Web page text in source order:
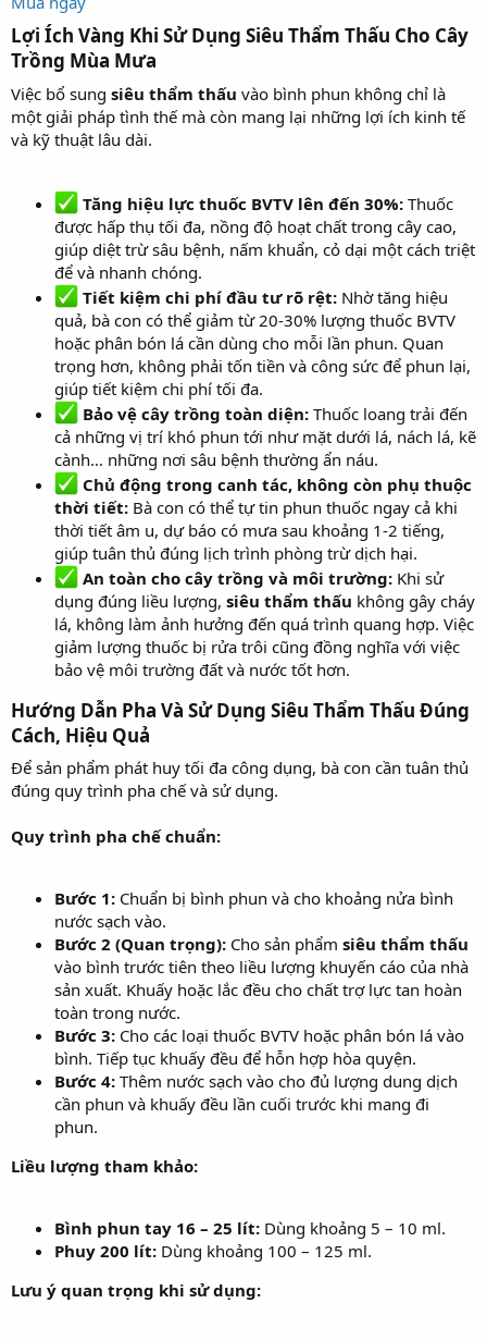
Lợi Ích Vàng Khi Sử Dụng Siêu Thẩm Thấu Cho Cây
Trồng Mùa Mưa
Việc bổ sung siêu thẩm thấu vào bình phun không chỉ là
một giải pháp tình thế mà còn mang lại những lợi ích kinh tế
và kỹ thuật lâu dài.
Tăng hiệu lực thuốc BVTV lên đến 30%: Thuốc
được hấp thụ tối đa, nồng độ hoạt chất trong cây cao,
giúp diệt trừ sâu bệnh, nấm khuẩn, cỏ dại một cách triệt
để và nhanh chóng.
Tiết kiệm chi phí đầu tư rõ rệt: Nhờ tăng hiệu
quả, bà con có thể giảm từ 20-30% lượng thuốc BVTV
hoặc phân bón lá cần dùng cho mỗi lần phun. Quan
trọng hơn, không phải tốn tiền và công sức để phun lại,
giúp tiết kiệm chi phí tối đa.
Bảo vệ cây trồng toàn diện: Thuốc loang trải đến
cả những vị trí khó phun tới như mặt dưới lá, nách lá, kẽ
cành… những nơi sâu bệnh thường ẩn náu.
Chủ động trong canh tác, không còn phụ thuộc
thời tiết: Bà con có thể tự tin phun thuốc ngay cả khi
thời tiết âm u, dự báo có mưa sau khoảng 1-2 tiếng,
giúp tuân thủ đúng lịch trình phòng trừ dịch hại.
An toàn cho cây trồng và môi trường: Khi sử
dụng đúng liều lượng, siêu thẩm thấu không gây cháy
lá, không làm ảnh hưởng đến quá trình quang hợp. Việc
giảm lượng thuốc bị rửa trôi cũng đồng nghĩa với việc
bảo vệ môi trường đất và nước tốt hơn.
Hướng Dẫn Pha Và Sử Dụng Siêu Thẩm Thấu Đúng
Cách, Hiệu Quả
Để sản phẩm phát huy tối đa công dụng, bà con cần tuân thủ
đúng quy trình pha chế và sử dụng.
Quy trình pha chế chuẩn:
Bước 1: Chuẩn bị bình phun và cho khoảng nửa bình
nước sạch vào.
Bước 2 (Quan trọng): Cho sản phẩm siêu thẩm thấu
vào bình trước tiên theo liều lượng khuyến cáo của nhà
sản xuất. Khuấy hoặc lắc đều cho chất trợ lực tan hoàn
toàn trong nước.
Bước 3: Cho các loại thuốc BVTV hoặc phân bón lá vào
bình. Tiếp tục khuấy đều để hỗn hợp hòa quyện.
Bước 4: Thêm nước sạch vào cho đủ lượng dung dịch
cần phun và khuấy đều lần cuối trước khi mang đi
phun.
Liều lượng tham khảo:
Bình phun tay 16 – 25 lít: Dùng khoảng 5 – 10 ml.
Phuy 200 lít: Dùng khoảng 100 – 125 ml.
Lưu ý quan trọng khi sử dụng: